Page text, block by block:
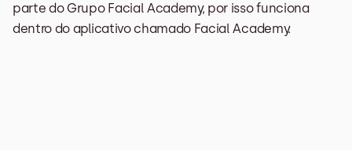
parte do Grupo Facial Academy, por isso funciona
dentro do aplicativo chamado Facial Academy.